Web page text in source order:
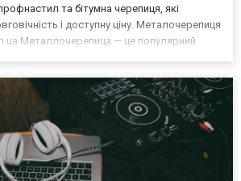
та бітумна черепиця, які
і доступну ціну. Металочерепиця
Металлочерепица — це популярний